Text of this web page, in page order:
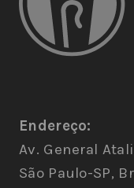
Endereço:
Av. General
São Paulo-SP,